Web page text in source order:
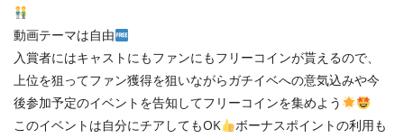
動画テーマは自由
入賞者にはキャストにもファンにもフリーコインが貰えるので、
上位を狙ってファン獲得を狙いながらガチイベへの意気込みや今
後参加予定のイベントを告知してフリーコインを集めよう
このイベントは自分にチアしてもOK
ボーナスポイントの利用も